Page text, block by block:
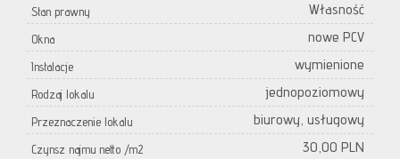
Stan prawny Własność
Okna nowe PCV
Instalacje wymienione
Rodzaj lokalu jednopoziomowy
Przeznaczenie lokalu biurowy, usługowy
Czynsz najmu netto /m2 30,00 PLN